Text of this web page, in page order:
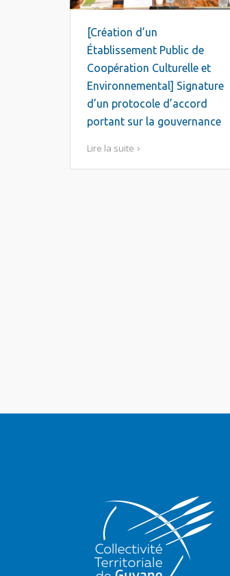
[Création d’un
Établissement Public de
Coopération Culturelle et
Environnemental] Signature
d’un protocole d’accord
portant sur la gouvernance
Lire la suite